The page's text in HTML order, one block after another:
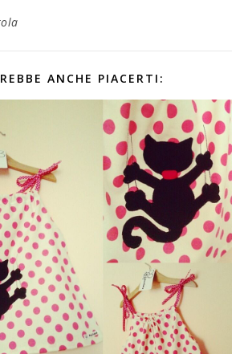
ANCHE PIACERTI: